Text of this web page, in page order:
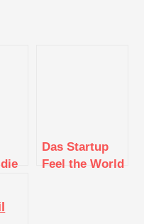
Das Startup
Feel the World